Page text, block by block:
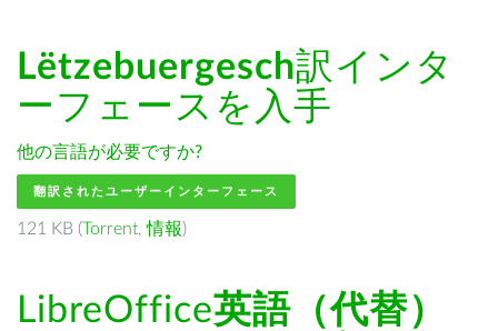
Lëtzebuergesch訳インタ
ーフェースを入手
他の言語が必要ですか?
翻訳されたユーザーインターフェース
121 KB (Torrent,情報)
LibreOffice英語（代替）